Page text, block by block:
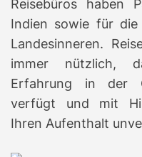
Reisebüros haben
Indien sowie für die
Landesinneren.
immer nützlich,
Erfahrung in der
verfügt und mit
Ihren Aufenthalt